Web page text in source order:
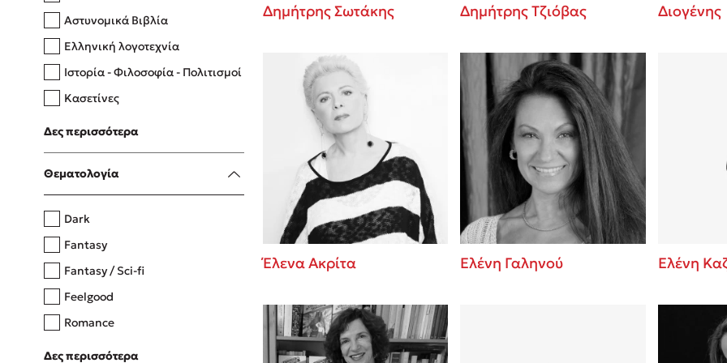
Δανάη Δεληγεώργη
Πάνω, κάτω, μπροστά, πίσω
Η μέθοδος Αφήστε τους
Αστυνομικά Βιβλία
Ελληνική λογοτεχνία
Ιστορία - Φιλοσοφία - Πολιτισμοί
Κασετίνες
Λευκώματα - Έγχρωμοι οδηγοί
Μαγειρική
Δες περισσότερα
Θεματολογία
Dark
Fantasy
Fantasy / Sci-fi
Feelgood
Romance
Upmarket
Δες περισσότερα
Δημήτρης Σωτάκης Δημήτρης Τζιόβας Διογένης
Έλενα Ακρίτα Ελένη Γαληνού Ελένη